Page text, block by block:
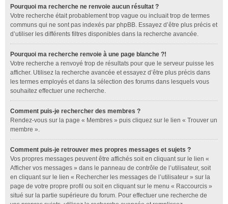
Pourquoi ma recherche ne renvoie aucun résultat ?
Votre recherche était probablement trop vague ou incluait trop de termes
communs qui ne sont pas indexés par phpBB. Essayez d’être plus précis et
d’utiliser les différents filtres disponibles dans la recherche avancée.
Pourquoi ma recherche renvoie à une page blanche ?!
Votre recherche a renvoyé trop de résultats pour que le serveur puisse les
afficher. Utilisez la recherche avancée et essayez d’être plus précis dans
les termes employés et dans la sélection des forums dans lesquels vous
souhaitez effectuer une recherche.
Comment puis-je rechercher des membres ?
Rendez-vous sur la page « Membres » puis cliquez sur le lien « Trouver un
membre ».
Comment puis-je retrouver mes propres messages et sujets ?
Vos propres messages peuvent être affichés soit en cliquant sur le lien «
Afficher vos messages » dans le panneau de contrôle de l’utilisateur, soit
en cliquant sur le lien « Rechercher les messages de l’utilisateur » sur la
page de votre propre profil ou soit en cliquant sur le menu « Raccourcis »
situé sur la partie supérieure du forum. Pour effectuer une recherche de